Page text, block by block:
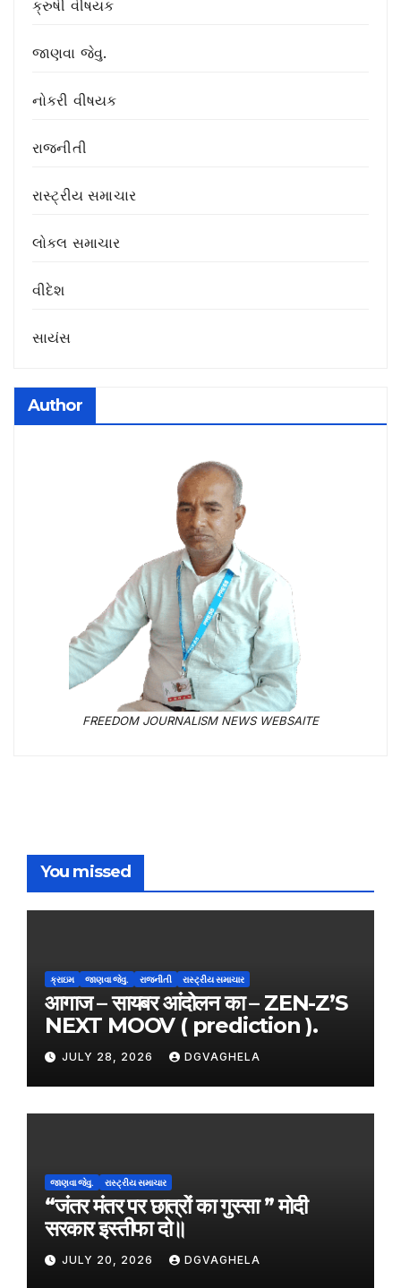
ક્રુષી વીષયક
જાણવા જેવુ.
નોકરી વીષયક
રાજનીતી
રાસ્ટ્રીય સમાચાર
લોકલ સમાચાર
વીદેશ
સાયંસ
Author
FREEDOM JOURNALISM NEWS WEBSAITE
You missed
ક્રાઇમ જાણવા જેવુ. રાજનીતી રાસ્ટ્રીય સમાચાર
आगाज – सायबर आंदोलन का – ZEN-Z’S
NEXT MOOV ( prediction ).
JULY 28, 2026 DGVAGHELA
જાણવા જેવુ. રાસ્ટ્રીય સમાચાર
“जंतर मंतर पर छात्रों का गुस्सा ” मोदी
सरकार इस्तीफा दो॥
JULY 20, 2026 DGVAGHELA